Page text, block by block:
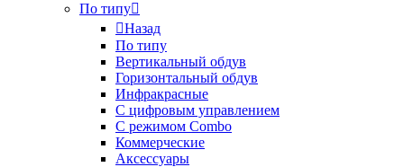
По типу
Назад
По типу
Вертикальный обдув
Горизонтальный обдув
Инфракрасные
С цифровым управлением
С режимом Combo
Коммерческие
Аксессуары